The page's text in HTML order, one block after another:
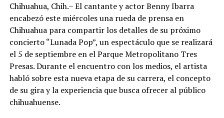
Chihuahua, Chih.– El cantante y actor Benny Ibarra
encabezó este miércoles una rueda de prensa en
Chihuahua para compartir los detalles de su próximo
concierto “Lunada Pop”, un espectáculo que se realizará
el 5 de septiembre en el Parque Metropolitano Tres
Presas. Durante el encuentro con los medios, el artista
habló sobre esta nueva etapa de su carrera, el concepto
de su gira y la experiencia que busca ofrecer al público
chihuahuense.